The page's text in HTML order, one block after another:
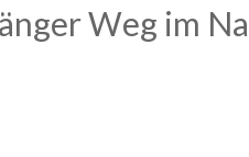
Weg im